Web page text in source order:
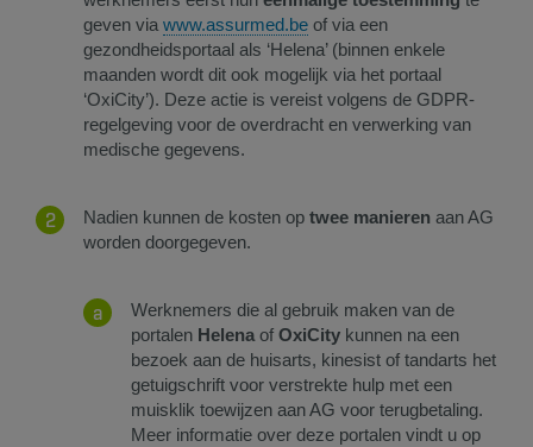
geven via www.assurmed.be of via een
gezondheidsportaal als ‘Helena’ (binnen enkele
maanden wordt dit ook mogelijk via het portaal
‘OxiCity’). Deze actie is vereist volgens de GDPR-
regelgeving voor de overdracht en verwerking van
medische gegevens.
Nadien kunnen de kosten op twee manieren aan AG
worden doorgegeven.
​Werknemers die al gebruik maken van de
portalen Helena of OxiCity kunnen na een
bezoek aan de huisarts, kinesist of tandarts het
getuigschrift voor verstrekte hulp met een
muisklik toewijzen aan AG voor terugbetaling.
Meer informatie over deze portalen vindt u op